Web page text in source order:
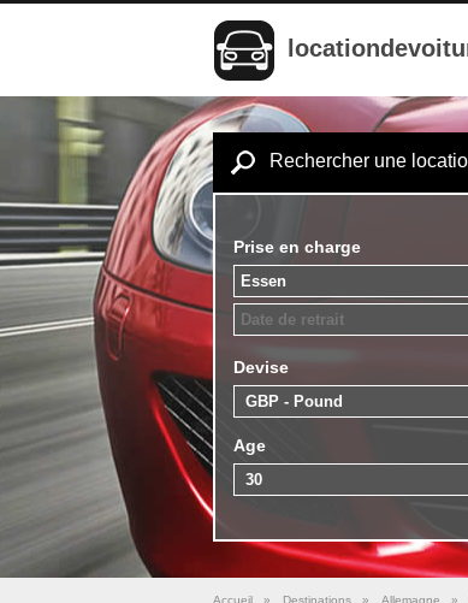
Rechercher une
Prise en charge
Devise
Age
Accueil » Destinations » Allemagne »